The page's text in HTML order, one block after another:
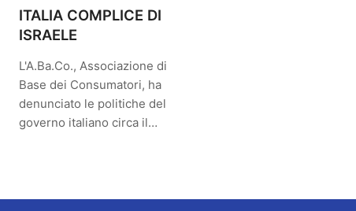
ITALIA COMPLICE DI
ISRAELE
L'A.Ba.Co., Associazione di
Base dei Consumatori, ha
denunciato le politiche del
governo italiano circa il…